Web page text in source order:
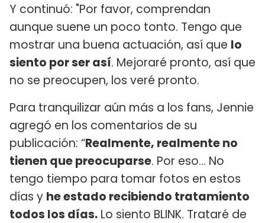
Y continuó: "Por favor, comprendan
aunque suene un poco tonto. Tengo que
mostrar una buena actuación, así que lo
siento por ser así. Mejoraré pronto, así que
no se preocupen, los veré pronto.
Para tranquilizar aún más a los fans, Jennie
agregó en los comentarios de su
publicación: “Realmente, realmente no
tienen que preocuparse. Por eso… No
tengo tiempo para tomar fotos en estos
días y he estado recibiendo tratamiento
todos los días. Lo siento BLINK. Trataré de